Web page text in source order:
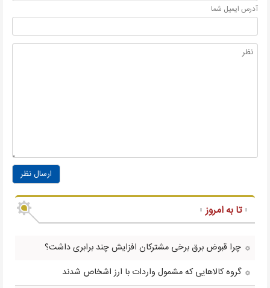
آدرس ايميل شما
ارسال نظر
تا به امروز
چرا قبوض برق برخی مشترکان افزایش چند برابری داشت؟
گروه کالاهایی که مشمول واردات با ارز اشخاص شدند